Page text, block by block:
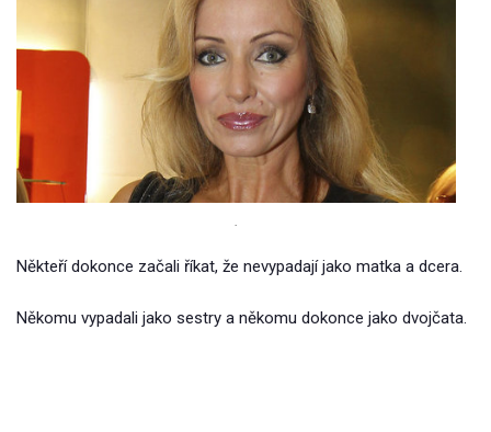
.
Někteří dokonce začali říkat, že nevypadají jako matka a dcera.
Někomu vypadali jako sestry a někomu dokonce jako dvojčata.